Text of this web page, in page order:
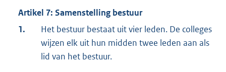
Artikel 7: Samenstelling bestuur
1.
Het bestuur bestaat uit vier leden. De colleges
wijzen elk uit hun midden twee leden aan als
lid van het bestuur.